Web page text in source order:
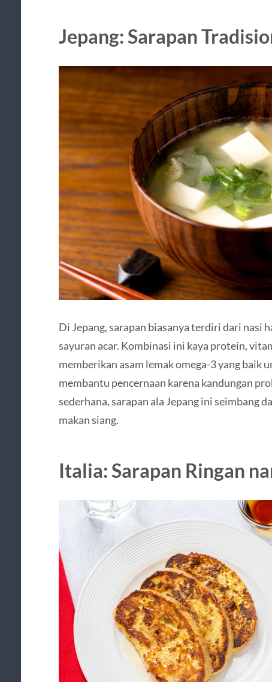
Jepang: Sarapan
Di Jepang, sarapan biasanya terdiri dari nasi
sayuran acar. Kombinasi ini kaya protein,
memberikan asam lemak omega-3 yang baik
membantu pencernaan karena kandungan
sederhana, sarapan ala Jepang ini seimbang
makan siang.
Italia: Sarapan Ringan